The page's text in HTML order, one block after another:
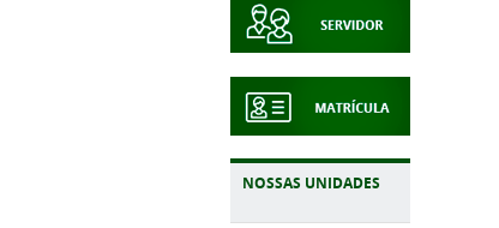
NOSSAS UNIDADES